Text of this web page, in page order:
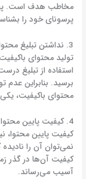
مخاطب هدف است.
پرسونای خود را
3. نداشتن تبلیغ محتوا
تولید محتوای
استفاده از تبلیغ
برسید. بنابراین عدم
محتوای باکیفیت، یکی
4. کیفیت پایین محتوا
کیفیت پایین محتوا،
نمی‌توان آن را
کیفیت آن‌ها در گذر
آسیب می‌رساند.